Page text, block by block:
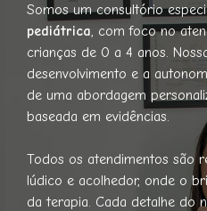
Somos um consultório
pediátrica, com foco no
crianças de 0 a 4 anos.
desenvolvimento e a
de uma abordagem
baseada em evidências.
Todos os atendimentos são
lúdico e acolhedor, onde o
da terapia. Cada detalhe do